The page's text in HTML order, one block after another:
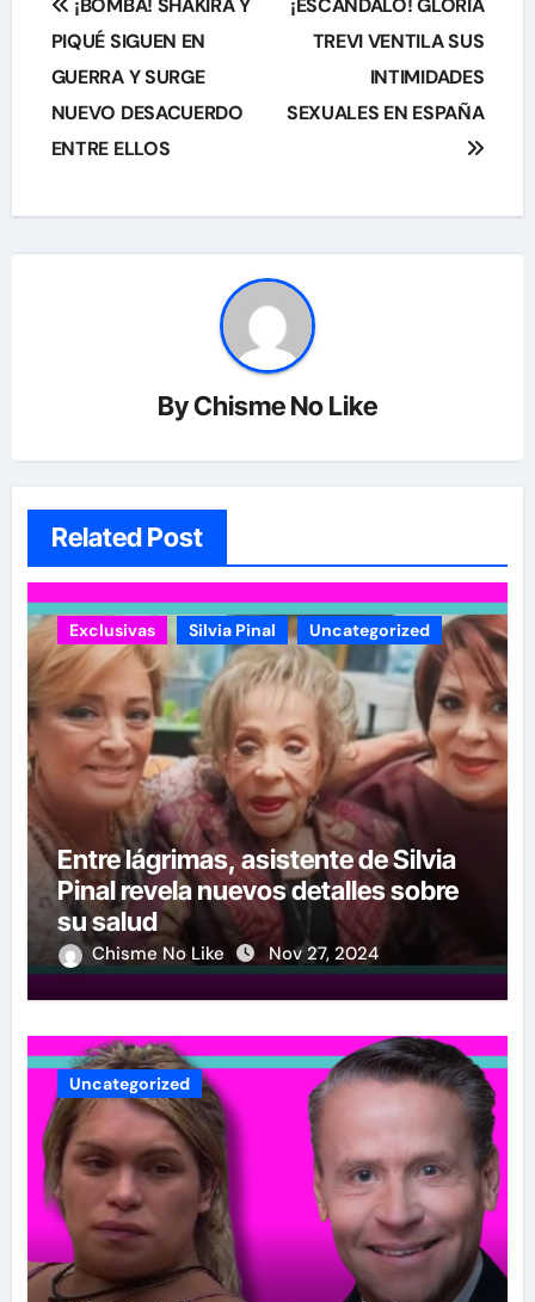
de
entradas
¡BOMBA! SHAKIRA Y
PIQUÉ SIGUEN EN
GUERRA Y SURGE
NUEVO DESACUERDO
ENTRE ELLOS
¡ESCÁNDALO! GLORIA
TREVI VENTILA SUS
INTIMIDADES
SEXUALES EN ESPAÑA
ByChisme No Like
Related Post
Exclusivas Silvia Pinal Uncategorized
Entre lágrimas, asistente de Silvia
Pinal revela nuevos detalles sobre
su salud
Chisme No Like Nov 27, 2024
Uncategorized